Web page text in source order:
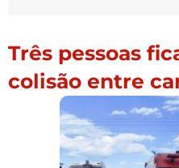
Três pessoas
colisão entre